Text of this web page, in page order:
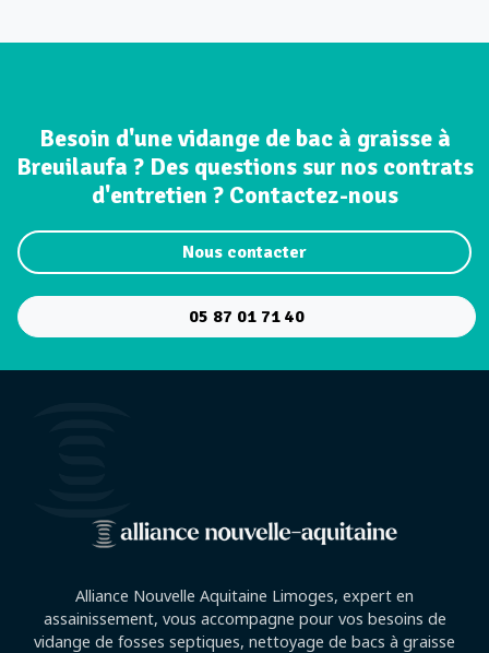
Besoin d'une vidange de bac à graisse à
Breuilaufa ? Des questions sur nos contrats
d'entretien ? Contactez-nous
Nous contacter
05 87 01 71 40
Alliance Nouvelle Aquitaine Limoges, expert en
assainissement, vous accompagne pour vos besoins de
vidange de fosses septiques, nettoyage de bacs à graisse